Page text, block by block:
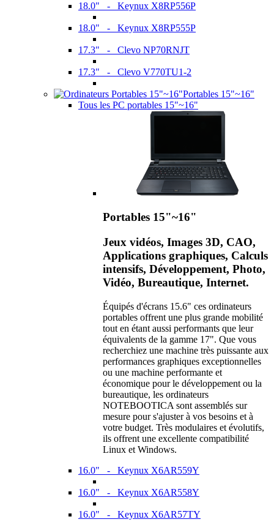
18.0" - Keynux X8RP556P
18.0" - Keynux X8RP555P
17.3" - Clevo NP70RNJT
17.3" - Clevo V770TU1-2
Portables 15"~16"
Tous les PC portables 15"~16"
Portables 15"~16"
Jeux vidéos, Images 3D, CAO,
Applications graphiques, Calculs
intensifs, Développement, Photo,
Vidéo, Bureautique, Internet.
Équipés d'écrans 15.6" ces ordinateurs
portables offrent une plus grande mobilité
tout en étant aussi performants que leur
équivalents de la gamme 17". Que vous
recherchiez une machine très puissante aux
performances graphiques exceptionnelles
ou une machine performante et
économique pour le développement ou la
bureautique, les ordinateurs
NOTEBOOTICA sont assemblés sur
mesure pour s'ajuster à vos besoins et à
votre budget. Très modulaires et évolutifs,
ils offrent une excellente compatibilité
Linux et Windows.
16.0" - Keynux X6AR559Y
16.0" - Keynux X6AR558Y
16.0" - Keynux X6AR57TY